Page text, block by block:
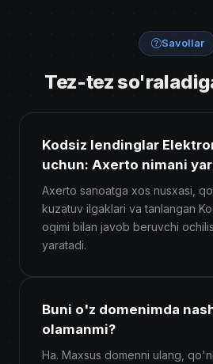
Savollar
Tez-tez
Kodsiz lendinglar
uchun: Axerto nimani
Axerto sanoatga xos nusxasi,
kuzatuv ilgaklari va tanlangan
oqimi bilan javob beruvchi
yaratadi.
Buni o'z domenimda
olamanmi?
Ha. Maxsus domenni ulang,